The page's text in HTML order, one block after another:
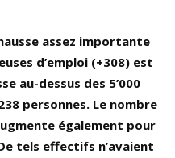
assez importante
d’emploi (+308) est
au-dessus des 5’000
personnes. Le nombre
également pour
tels effectifs n’avaient